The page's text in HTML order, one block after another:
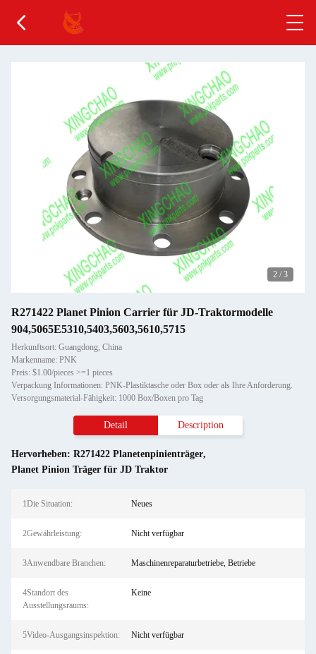
2 / 3
R271422 Planet Pinion Carrier für JD-Traktormodelle
904,5065E5310,5403,5603,5610,5715
Herkunftsort: Guangdong, China
Markenname: PNK
Preis: $1.00/pieces >=1 pieces
Verpackung Informationen: PNK-Plastiktasche oder Box oder als Ihre Anforderung.
Versorgungsmaterial-Fähigkeit: 1000 Box/Boxen pro Tag
Detail Description
Hervorheben: R271422 Planetenpinienträger,
Planet Pinion Träger für JD Traktor
1Die Situation: Neues
2Gewährleistung: Nicht verfügbar
3Anwendbare Branchen: Maschinenreparaturbetriebe, Betriebe
4Standort des
Ausstellungsraums:
Keine
5Video-Ausgangsinspektion: Nicht verfügbar